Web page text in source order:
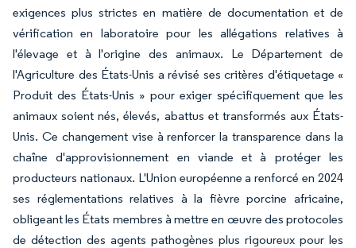
exigences plus strictes en matière de documentation et de
vérification en laboratoire pour les allégations relatives à
l'élevage et à l'origine des animaux. Le Département de
l'Agriculture des États-Unis a révisé ses critères d'étiquetage «
Produit des États-Unis » pour exiger spécifiquement que les
animaux soient nés, élevés, abattus et transformés aux États-
Unis. Ce changement vise à renforcer la transparence dans la
chaîne d'approvisionnement en viande et à protéger les
producteurs nationaux. L'Union européenne a renforcé en 2024
ses réglementations relatives à la fièvre porcine africaine,
obligeant les États membres à mettre en œuvre des protocoles
de détection des agents pathogènes plus rigoureux pour les